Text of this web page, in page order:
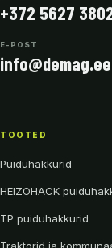
+372 5627
E-POST
info@demag.ee
TOOTED
Puiduhakkurid
HEIZOHACK
TP puiduhakkurid